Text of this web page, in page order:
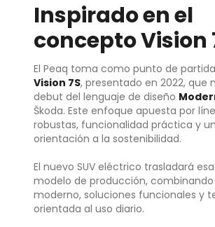
Inspirado en el
concepto Vision
El Peaq toma como punto de
Vision 7S, presentado en 2022, que
debut del lenguaje de diseño
Škoda. Este enfoque apuesta por
robustas, funcionalidad práctica y
orientación a la sostenibilidad.
El nuevo SUV eléctrico trasladará
modelo de producción, combinando
moderno, soluciones funcionales y
orientada al uso diario.